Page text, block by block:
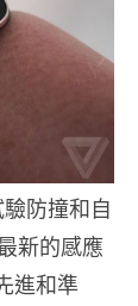
防撞和自
新的感應
進和準